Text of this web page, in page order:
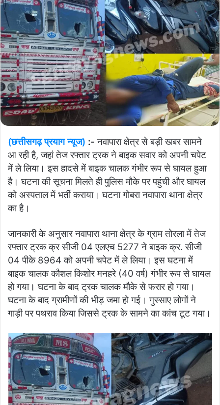
(छत्तीसगढ़ प्रयाग न्यूज) :-नवापारा क्षेत्र से बड़ी खबर सामने
आ रही है, जहां तेज रफ्तार ट्रक ने बाइक सवार को अपनी चपेट
में ले लिया। इस हादसे में बाइक चालक गंभीर रूप से घायल हुआ
है। घटना की सूचना मिलते ही पुलिस मौके पर पहुंची और घायल
को अस्पताल में भर्ती कराया। घटना गोबरा नवापारा थाना क्षेत्र
का है।
जानकारी के अनुसार नवापारा थाना क्षेत्र के ग्राम तोरला में तेज
रफ्तार ट्रक क्र सीजी 04 एलएच 5277 ने बाइक क्र. सीजी
04 पीके 8964 को अपनी चपेट में ले लिया। इस घटना में
बाइक चालक कौशल किशोर मनहरे (40 वर्ष) गंभीर रूप से घायल
हो गया। घटना के बाद ट्रक चालक मौके से फरार हो गया।
घटना के बाद ग्रामीणों की भीड़ जमा हो गई। गुस्साए लोगों ने
गाड़ी पर पथराव किया जिससे ट्रक के सामने का कांच टूट गया।